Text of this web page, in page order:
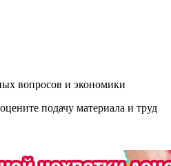
вопросов и экономики
подачу материала и труд